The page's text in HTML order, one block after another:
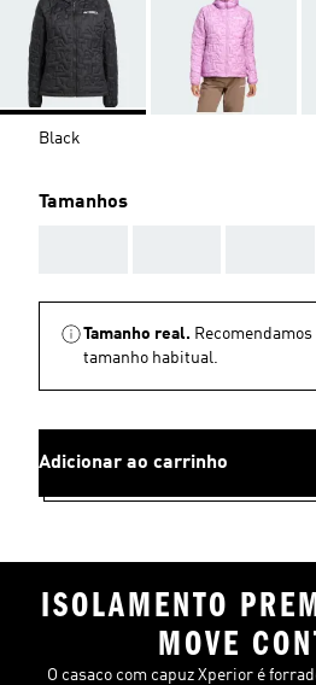
Black
Tamanhos
Tamanho real.
tamanho habitual.
Adicionar ao carrinho
ISOLAMENTO
MOVE
O casaco com capuz Xperior é